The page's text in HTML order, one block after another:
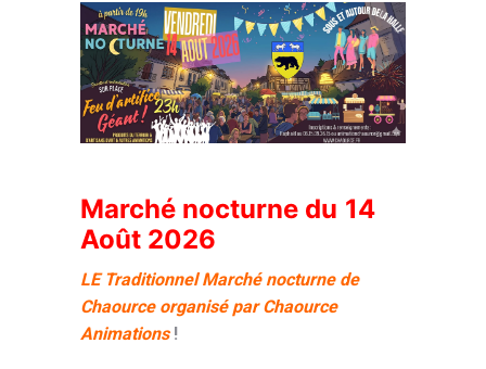
Marché nocturne du 14
Août 2026
LE Traditionnel Marché nocturne de
Chaource organisé par Chaource
Animations!